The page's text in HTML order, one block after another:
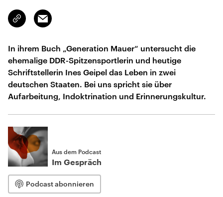
Link
kopieren/teilen
Email
In ihrem Buch „Generation Mauer“ untersucht die
ehemalige DDR-Spitzensportlerin und heutige
Schriftstellerin Ines Geipel das Leben in zwei
deutschen Staaten. Bei uns spricht sie über
Aufarbeitung, Indoktrination und Erinnerungskultur.
Aus dem Podcast
Im Gespräch
Podcast abonnieren